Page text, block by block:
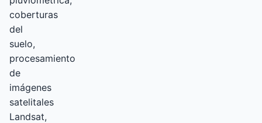
coberturas
del
suelo,
procesamiento
de
imágenes
satelitales
Landsat,